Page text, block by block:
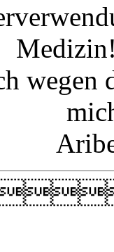
wegen